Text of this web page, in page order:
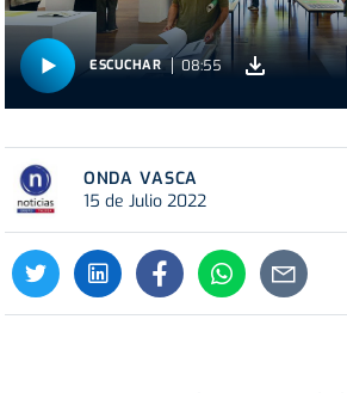
ESCUCHAR 08:55
ONDA VASCA
15 de Julio 2022